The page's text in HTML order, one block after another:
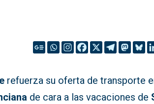
refuerza su oferta de transporte
de cara a las vacaciones de